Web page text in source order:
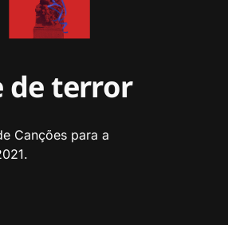
de terror
Canções para a